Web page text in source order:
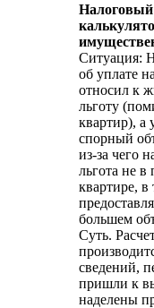
Ситуация:
об уплате
относил к
льготу
квартир), а
спорный
из-за чего
льгота не
квартире, в
большем
Суть.
сведений,
пришли к
наделены